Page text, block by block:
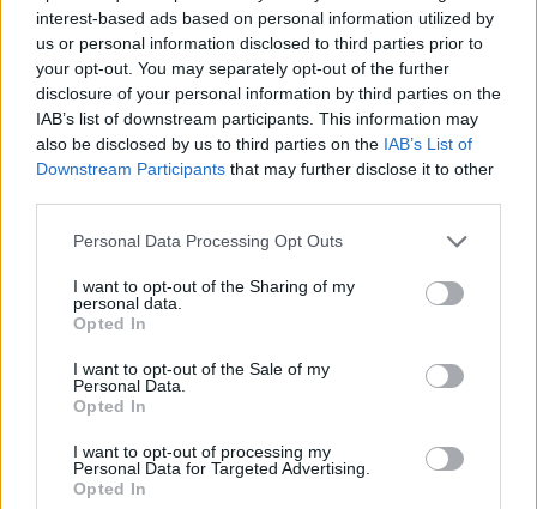
interest-based ads based on personal information utilized by
us or personal information disclosed to third parties prior to
your opt-out. You may separately opt-out of the further
disclosure of your personal information by third parties on the
IAB’s list of downstream participants. This information may
also be disclosed by us to third parties on the IAB’s List of
Downstream Participants that may further disclose it to other
Personal Data Processing Opt Outs
I want to opt-out of the Sharing of my
personal data.
Opted In
I want to opt-out of the Sale of my
Personal Data.
Opted In
I want to opt-out of processing my
Personal Data for Targeted Advertising.
Opted In